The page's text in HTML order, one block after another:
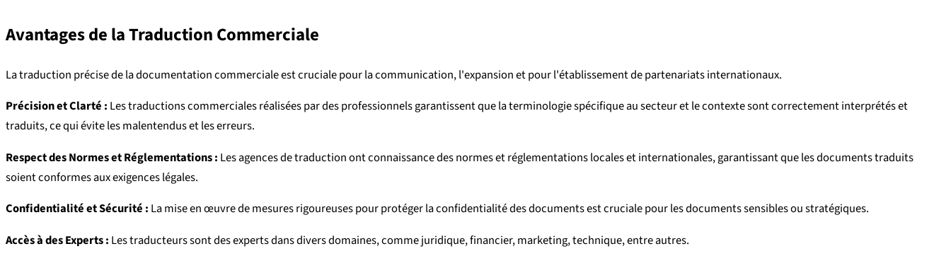
Avantages de la Traduction Commerciale
La traduction précise de la documentation commerciale est cruciale pour la communication, l'expansion et pour l'établissement de partenariats internationaux.
Précision et Clarté : Les traductions commerciales réalisées par des professionnels garantissent que la terminologie spécifique au secteur et le contexte sont correctement interprétés et
traduits, ce qui évite les malentendus et les erreurs.
Respect des Normes et Réglementations : Les agences de traduction ont connaissance des normes et réglementations locales et internationales, garantissant que les documents traduits
soient conformes aux exigences légales.
Confidentialité et Sécurité : La mise en œuvre de mesures rigoureuses pour protéger la confidentialité des documents est cruciale pour les documents sensibles ou stratégiques.
Accès à des Experts : Les traducteurs sont des experts dans divers domaines, comme juridique, financier, marketing, technique, entre autres.